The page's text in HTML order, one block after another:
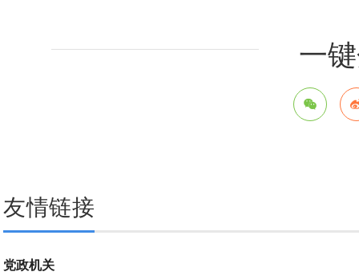
一
友情链接
党政机关